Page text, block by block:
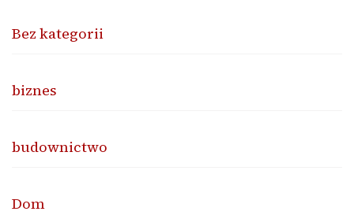
Bez kategorii
biznes
budownictwo
Dom